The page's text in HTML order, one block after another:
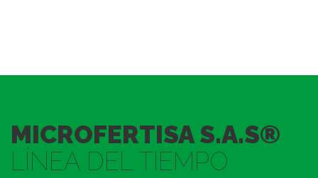
MICROFERTISA S.A.S®
LÍNEA DEL TIEMPO